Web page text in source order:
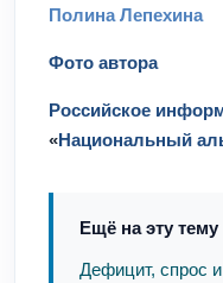
Полина Лепехина
Фото автора
Российское
«Национальный
Ещё на эту тему
Дефицит, спрос